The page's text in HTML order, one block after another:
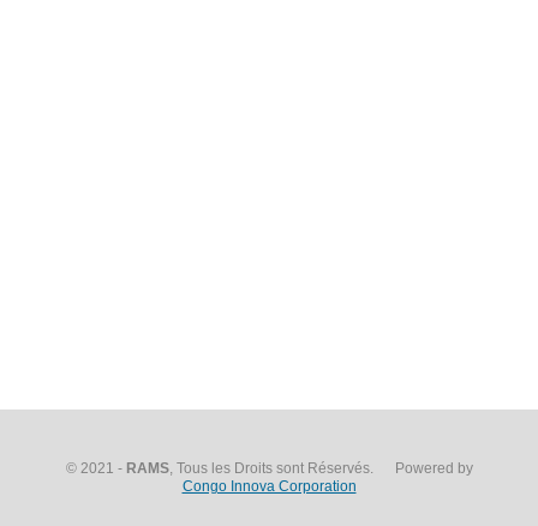
© 2021 - RAMS, Tous les Droits sont Réservés. Powered by
Congo Innova Corporation